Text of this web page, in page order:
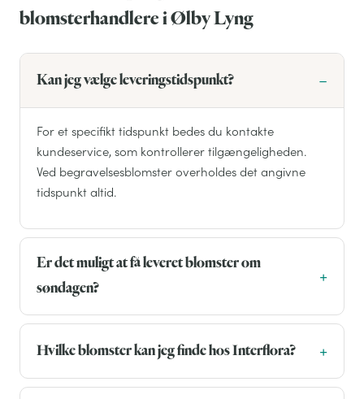
blomsterhandlere i Ølby Lyng
Kan jeg vælge leveringstidspunkt?
For et specifikt tidspunkt bedes du kontakte
kundeservice, som kontrollerer tilgængeligheden.
Ved begravelsesblomster overholdes det angivne
tidspunkt altid.
Er det muligt at få leveret blomster om
søndagen?
Hvilke blomster kan jeg finde hos Interflora?